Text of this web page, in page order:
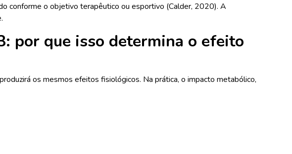
conforme o objetivo terapêutico ou esportivo (Calder, 2020). A
por que isso determina o efeito
os mesmos efeitos fisiológicos. Na prática, o impacto metabólico,